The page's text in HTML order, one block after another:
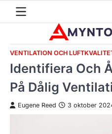
VENTILATION OCH
Identifiera Och
På Dålig
Eugene Reed 3 oktober